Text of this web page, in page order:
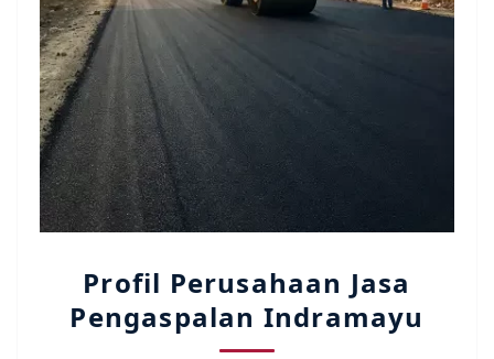
Profil Perusahaan Jasa
Pengaspalan Indramayu